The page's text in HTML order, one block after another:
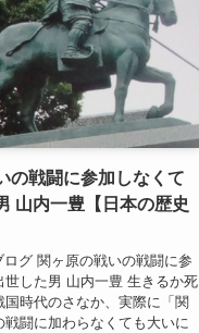
の戦闘に参加しなくて
山内一豊【日本の歴史
グ 関ヶ原の戦いの戦闘に参
世した男 山内一豊 生きるか死
国時代のさなか、実際に「関
戦闘に加わらなくても大いに